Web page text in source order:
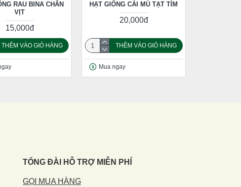
RAU BINA CHÂN
VỊT
15,000đ
THÊM VÀO GIỎ HÀNG
HẠT GIỐNG CẢI MÙ TẠT TÍM
20,000đ
THÊM VÀO GIỎ HÀNG
Mua ngay
TỔNG ĐÀI HỖ TRỢ MIỄN PHÍ
GỌI MUA HÀNG